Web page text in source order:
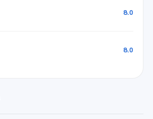
8.0
8.0